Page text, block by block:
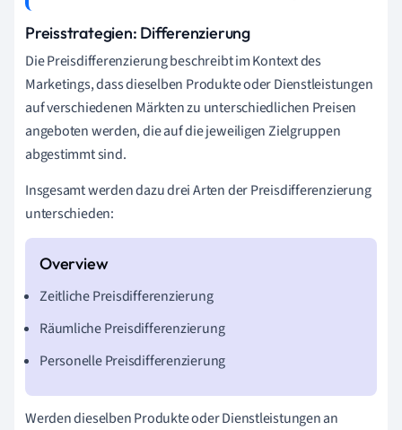
Preisstrategien: Differenzierung
Die Preisdifferenzierung beschreibt im Kontext des
Marketings, dass dieselben Produkte oder Dienstleistungen
auf verschiedenen Märkten zu unterschiedlichen Preisen
angeboten werden, die auf die jeweiligen Zielgruppen
abgestimmt sind.
Insgesamt werden dazu drei Arten der Preisdifferenzierung
unterschieden:
Zeitliche Preisdifferenzierung
Räumliche Preisdifferenzierung
Personelle Preisdifferenzierung
Werden dieselben Produkte oder Dienstleistungen an